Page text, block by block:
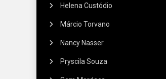
Helena Custódio
Márcio Torvano
Nancy Nasser
Pryscila Souza